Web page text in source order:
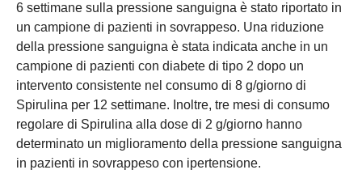
6 settimane sulla pressione sanguigna è stato riportato in
un campione di pazienti in sovrappeso. Una riduzione
della pressione sanguigna è stata indicata anche in un
campione di pazienti con diabete di tipo 2 dopo un
intervento consistente nel consumo di 8 g/giorno di
Spirulina per 12 settimane. Inoltre, tre mesi di consumo
regolare di Spirulina alla dose di 2 g/giorno hanno
determinato un miglioramento della pressione sanguigna
in pazienti in sovrappeso con ipertensione.